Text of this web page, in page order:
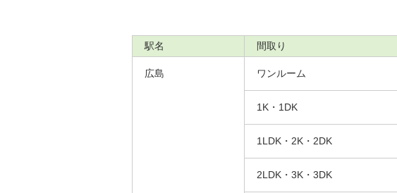
駅名 間取り
広島 ワンルーム
1K・1DK
1LDK・2K・2DK
2LDK・3K・3DK